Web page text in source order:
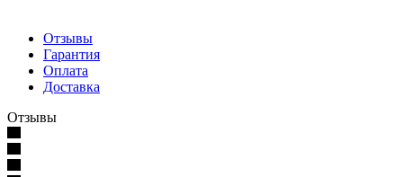
Отзывы
Гарантия
Оплата
Доставка
Отзывы